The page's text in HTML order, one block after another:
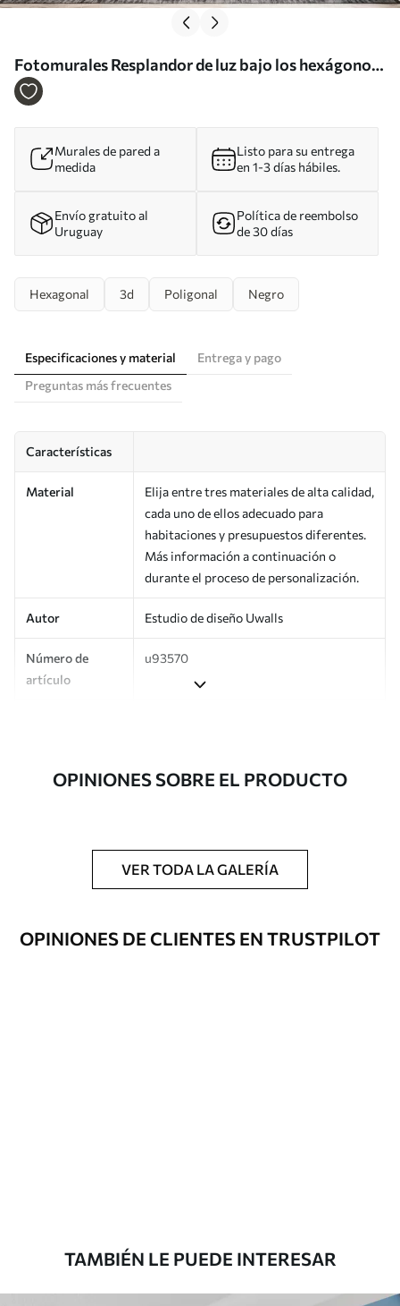
Fotomurales Resplandor de luz bajo los hexágonos
Nr. u93570
Murales de pared a
medida
Listo para su entrega
en 1-3 días hábiles.
Envío gratuito al
Uruguay
Política de reembolso
de 30 días
Hexagonal 3d Poligonal Negro
Especificaciones y material
Entrega y pago
Preguntas más frecuentes
Características
Material
Elija entre tres materiales de alta calidad,
cada uno de ellos adecuado para
habitaciones y presupuestos diferentes.
Más información a continuación o
durante el proceso de personalización.
Autor Estudio de diseño Uwalls
Número de
artículo
u93570
Adicionalmente
Disponible con recubrimiento de barniz
esponja suave. Los murales de pared con
recubrimiento de barniz pueden
Método de
Hasta 360 cm de altura: aplicación sin
Vinilo Premium
1990.001194.00$U/m²
OPINIONES SOBRE EL PRODUCTO
VER TODA LA GALERÍA
OPINIONES DE CLIENTES EN TRUSTPILOT
TAMBIÉN LE PUEDE INTERESAR